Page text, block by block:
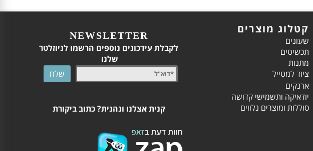
קטלוג מוצרים
שעונים
תכשיטים
מתנות
ציוד למטייל
ארנקים
יודאיקה ותשמישי קדושה
סוללות ומוצרים נלווים
NEWSLETTER
לקבלת עידכונים נוספים הרשמו לניוזלטר
שלנו
קנית אצלנו ונהנית? כתוב ביקורת